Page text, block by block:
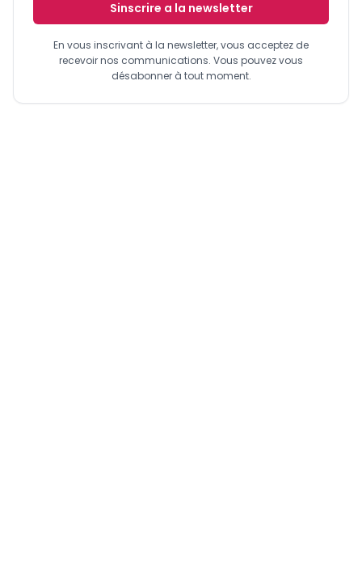
Sinscrire a la newsletter
En vous inscrivant à la newsletter, vous acceptez de
recevoir nos communications. Vous pouvez vous
désabonner à tout moment.